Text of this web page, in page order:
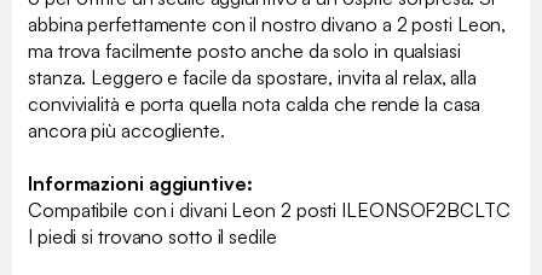
abbina perfettamente con il nostro divano a 2 posti Leon,
ma trova facilmente posto anche da solo in qualsiasi
stanza. Leggero e facile da spostare, invita al relax, alla
convivialità e porta quella nota calda che rende la casa
ancora più accogliente.
Informazioni aggiuntive:
Compatibile con i divani Leon 2 posti ILEONSOF2BCLTC
I piedi si trovano sotto il sedile